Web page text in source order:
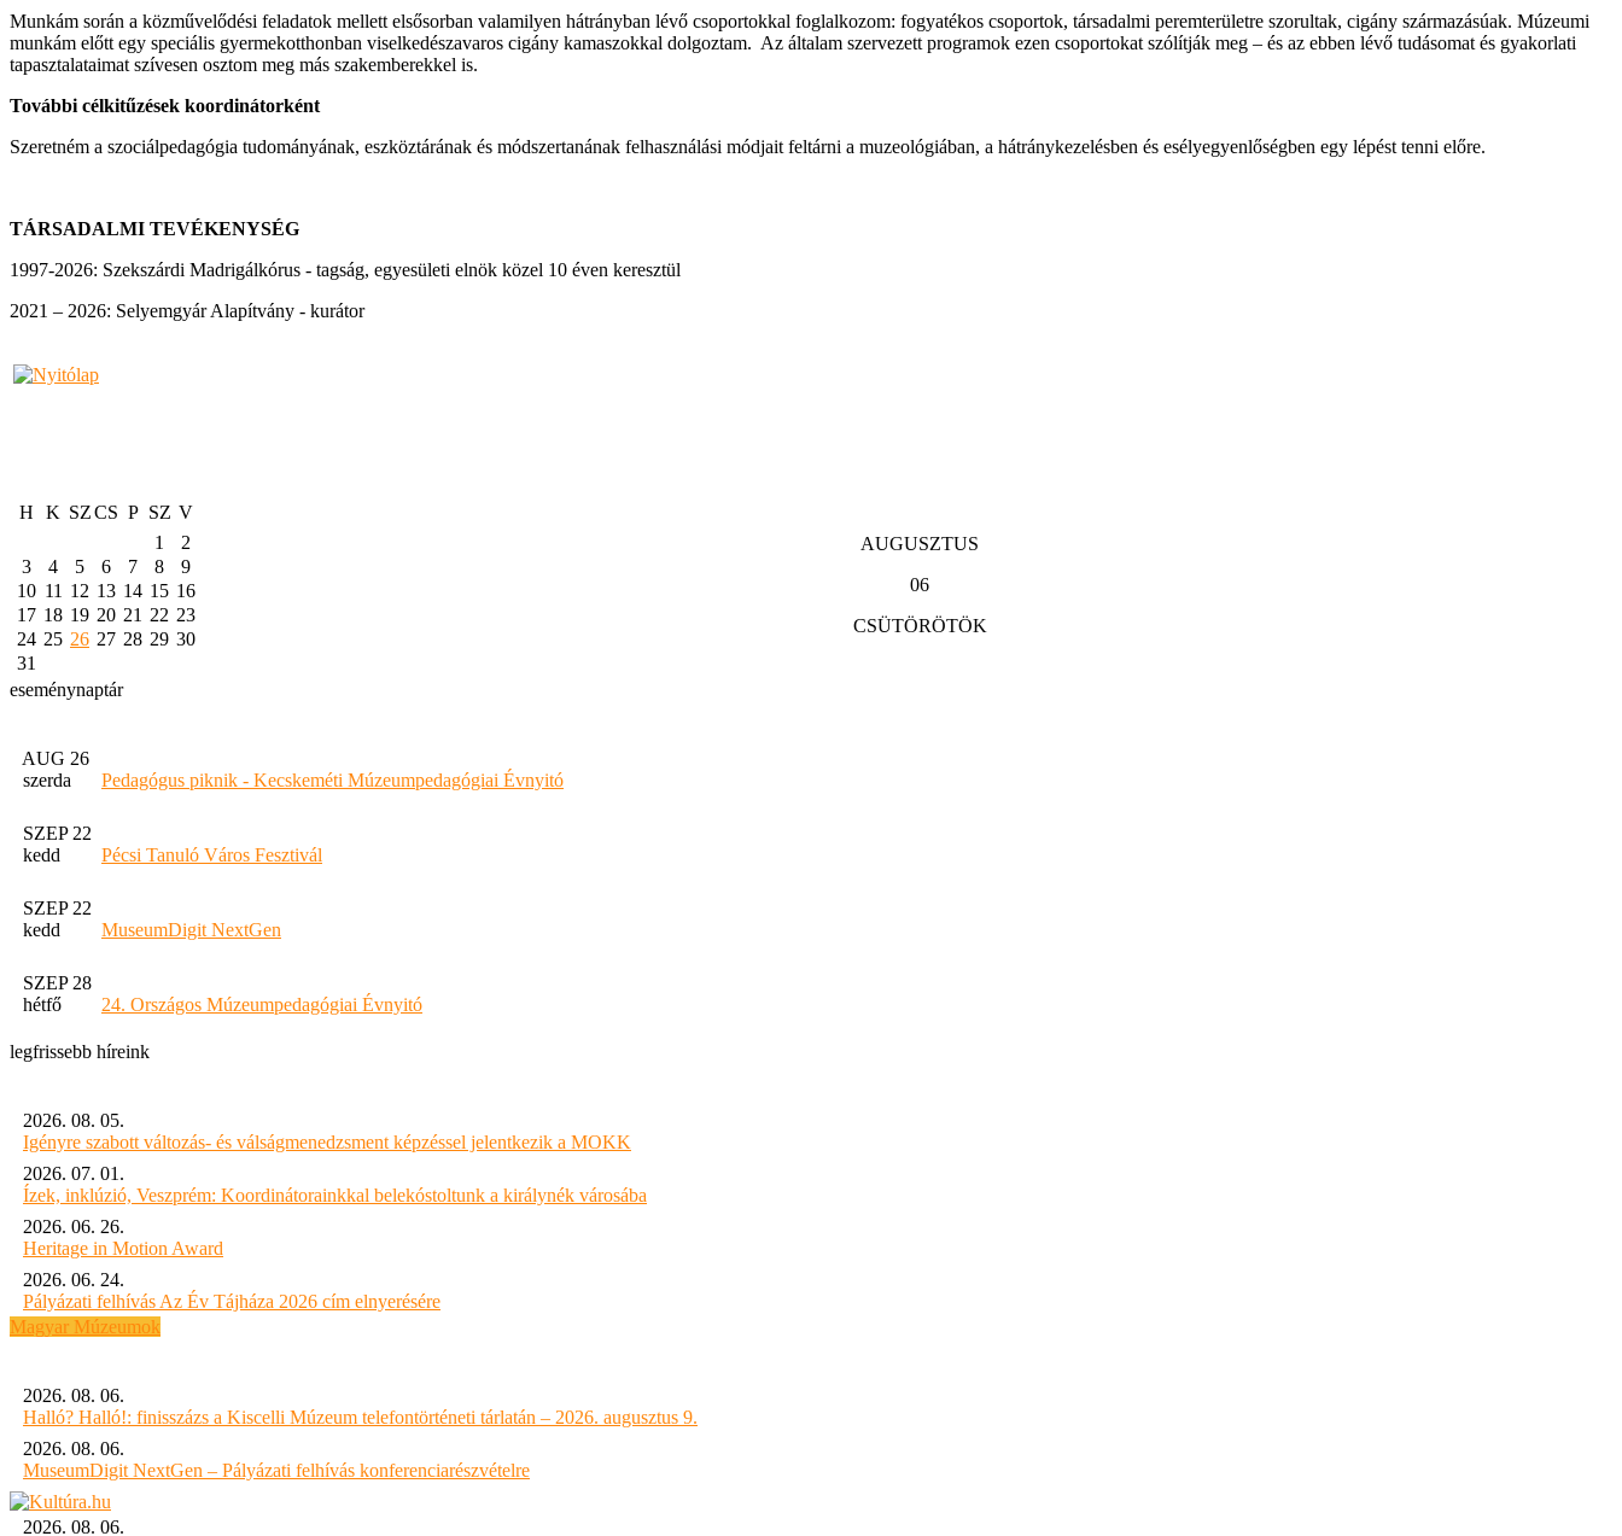
Munkám során a közművelődési feladatok mellett elsősorban valamilyen hátrányban lévő csoportokkal foglalkozom: fogyatékos csoportok, társadalmi peremterületre szorultak, cigány származásúak. Múzeumi
munkám előtt egy speciális gyermekotthonban viselkedészavaros cigány kamaszokkal dolgoztam. Az általam szervezett programok ezen csoportokat szólítják meg – és az ebben lévő tudásomat és gyakorlati
tapasztalataimat szívesen osztom meg más szakemberekkel is.
További célkitűzések koordinátorként
Szeretném a szociálpedagógia tudományának, eszköztárának és módszertanának felhasználási módjait feltárni a muzeológiában, a hátránykezelésben és esélyegyenlőségben egy lépést tenni előre.
TÁRSADALMI TEVÉKENYSÉG
1997-2026: Szekszárdi Madrigálkórus - tagság, egyesületi elnök közel 10 éven keresztül
2021 – 2026: Selyemgyár Alapítvány - kurátor
H K SZCS P SZ V
1
2
3
4 5 6 7 8
9
10 11 12 13 14 15 16
17 18 19 20 21 22 23
24 25 26 27 28 29 30
31
AUGUSZTUS
06
CSÜTÖRÖTÖK
eseménynaptár
AUG 26
szerda
Pedagógus piknik - Kecskeméti Múzeumpedagógiai Évnyitó
SZEP 22
kedd
Pécsi Tanuló Város Fesztivál
SZEP 22
kedd
MuseumDigit NextGen
SZEP 28
hétfő
24. Országos Múzeumpedagógiai Évnyitó
legfrissebb híreink
2026. 08. 05.
Igényre szabott változás- és válságmenedzsment képzéssel jelentkezik a MOKK
2026. 07. 01.
Ízek, inklúzió, Veszprém: Koordinátorainkkal belekóstoltunk a királynék városába
2026. 06. 26.
Heritage in Motion Award
2026. 06. 24.
Pályázati felhívás Az Év Tájháza 2026 cím elnyerésére
Magyar Múzeumok
2026. 08. 06.
Halló? Halló!: finisszázs a Kiscelli Múzeum telefontörténeti tárlatán – 2026. augusztus 9.
2026. 08. 06.
MuseumDigit NextGen – Pályázati felhívás konferenciarészvételre
2026. 08. 06.